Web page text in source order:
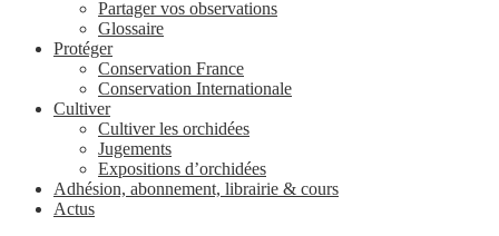
Partager vos observations
Glossaire
Protéger
Conservation France
Conservation Internationale
Cultiver
Cultiver les orchidées
Jugements
Expositions d’orchidées
Adhésion, abonnement, librairie & cours
Actus